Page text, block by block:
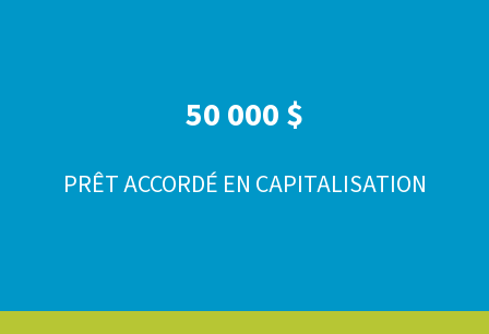
50 000 $
PRÊT ACCORDÉ EN CAPITALISATION